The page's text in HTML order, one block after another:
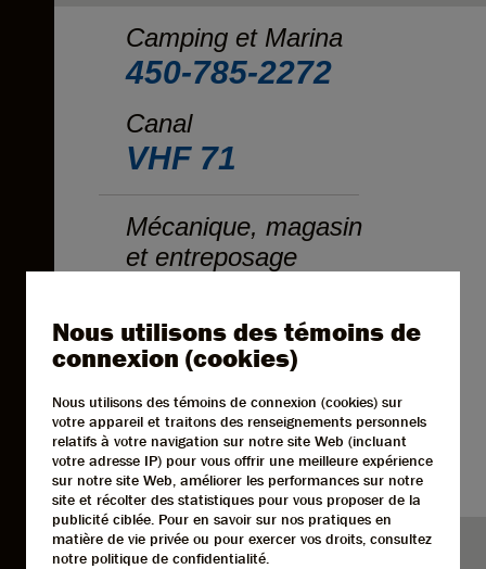
Camping et Marina
450-785-2272
Canal
VHF 71
Mécanique, magasin
et entreposage
Restaurant
450-785-2246
Numéro d'enregistrement
199452
Nous utilisons des témoins de
connexion (cookies)
Nous utilisons des témoins de connexion (cookies) sur
votre appareil et traitons des renseignements personnels
relatifs à votre navigation sur notre site Web (incluant
votre adresse IP) pour vous offrir une meilleure expérience
sur notre site Web, améliorer les performances sur notre
site et récolter des statistiques pour vous proposer de la
publicité ciblée. Pour en savoir sur nos pratiques en
matière de vie privée ou pour exercer vos droits, consultez
notre politique de confidentialité.